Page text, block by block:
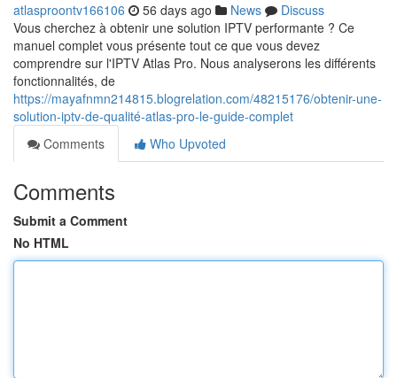
atlasproontv166106 56 days ago News
Discuss
Vous cherchez à obtenir une solution IPTV performante ? Ce
manuel complet vous présente tout ce que vous devez
comprendre sur l'IPTV Atlas Pro. Nous analyserons les différents
fonctionnalités, de
https://mayafnmn214815.blogrelation.com/48215176/obtenir-une-
solution-iptv-de-qualité-atlas-pro-le-guide-complet
Comments
Who Upvoted
Comments
Submit a Comment
No HTML